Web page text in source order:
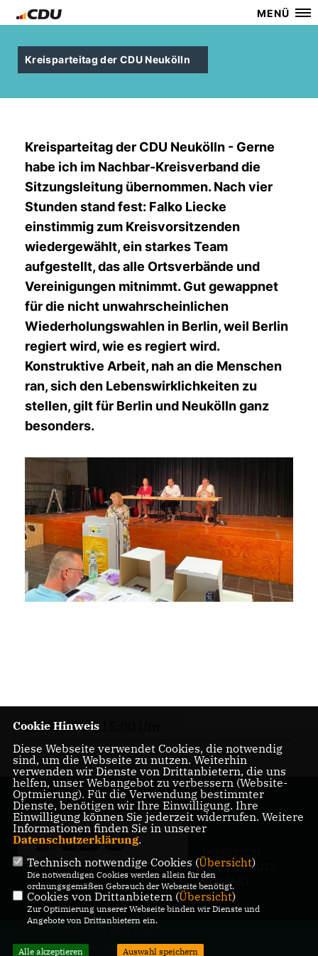
MENÜ
Kreisparteitag der CDU Neukölln
Kreisparteitag der CDU Neukölln - Gerne
habe ich im Nachbar-Kreisverband die
Sitzungsleitung übernommen. Nach vier
Stunden stand fest: Falko Liecke
einstimmig zum Kreisvorsitzenden
wiedergewählt, ein starkes Team
aufgestellt, das alle Ortsverbände und
Vereinigungen mitnimmt. Gut gewappnet
für die nicht unwahrscheinlichen
Wiederholungswahlen in Berlin, weil Berlin
regiert wird, wie es regiert wird.
Konstruktive Arbeit, nah an die Menschen
ran, sich den Lebenswirklichkeiten zu
stellen, gilt für Berlin und Neukölln ganz
besonders.
19.06.2022, 15:00 Uhr
DATENSCHUTZ
KONTAKT
Alle Rechte vorbehalten.
Cookie Hinweis
Diese Webseite verwendet Cookies, die notwendig
sind, um die Webseite zu nutzen. Weiterhin
verwenden wir Dienste von Drittanbietern, die uns
helfen, unser Webangebot zu verbessern (Website-
Optmierung). Für die Verwendung bestimmter
Dienste, benötigen wir Ihre Einwilligung. Ihre
Einwilligung können Sie jederzeit widerrufen. Weitere
Informationen finden Sie in unserer
Datenschutzerklärung.
Technisch notwendige Cookies (Übersicht)
Die notwendigen Cookies werden allein für den
ordnungsgemäßen Gebrauch der Webseite benötigt.
Cookies von Drittanbietern (Übersicht)
Zur Optimierung unserer Webseite binden wir Dienste und
Angebote von Drittanbietern ein.
Alle akzeptieren Auswahl speichern